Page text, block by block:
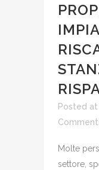
Posted at
Molte
settore,